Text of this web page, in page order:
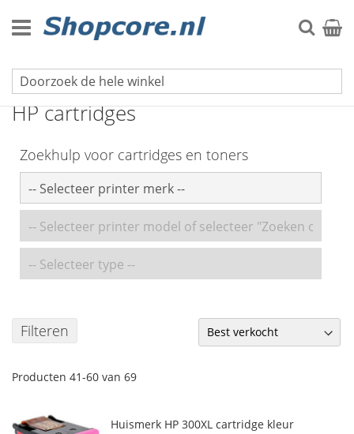
naar
de
Zoek
Inkt cartridges
HP cartridges
Zoekhulp voor cartridges en toners
Filteren
Producten 41-60 van 69
Huismerk HP 300XL cartridge kleur